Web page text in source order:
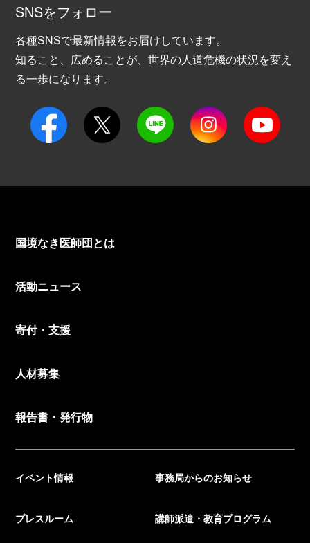
SNSをフォロー
各種SNSで最新情報をお届けしています。
知ること、広めることが、世界の人道危機の状況を変え
る一歩になります。
国境なき医師団とは
活動ニュース
寄付・支援
人材募集
報告書・発行物
イベント情報 事務局からのお知らせ
プレスルーム 講師派遣・教育プログラム